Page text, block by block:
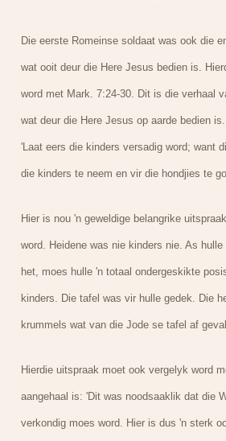
Die eerste Romeinse soldaat was ook die
wat ooit deur die Here Jesus bedien is.
word met Mark. 7:24-30. Dit is die verhaal
wat deur die Here Jesus op aarde bedien
'Laat eers die kinders versadig word; want
die kinders te neem en vir die hondjies te
Hier is nou 'n geweldige belangrike
word. Heidene was nie kinders nie. As
het, moes hulle 'n totaal ondergeskikte
kinders. Die tafel was vir hulle gedek. Die
krummels wat van die Jode se tafel af
Hierdie uitspraak moet ook vergelyk word
aangehaal is: 'Dit was noodsaaklik dat die
verkondig moes word. Hier is dus 'n sterk